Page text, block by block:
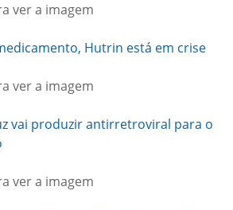
ver a imagem
Hutrin está em crise
ver a imagem
vai produzir antirretroviral para o
ver a imagem